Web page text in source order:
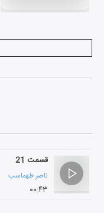
قسمت 21
ناصر طهماسب
۰۰:۴۳